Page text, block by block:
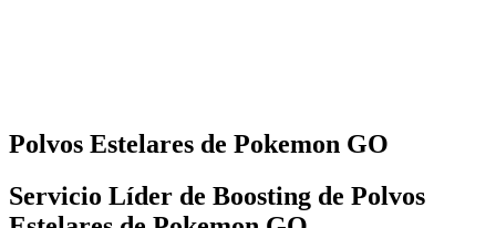
Polvos Estelares de Pokemon GO
Servicio Líder de Boosting de Polvos